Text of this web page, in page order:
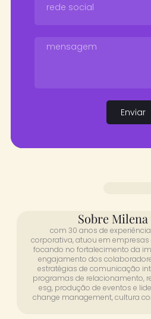
Enviar
Sobre Milena
com 30 anos de
corporativa, atuou em
focando no fortalecimento da
engajamento dos
estratégias de comunicação
programas de relacionamento,
esg, produção de eventos e
change management, cultura